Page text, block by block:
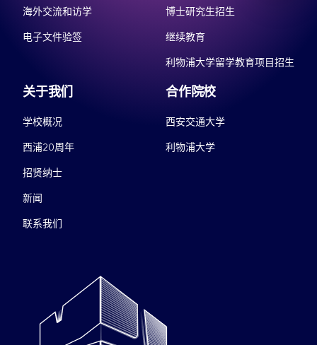
海外交流和访学
电子文件验签
博士研究生招生
继续教育
利物浦大学留学教育项目招生
关于我们
学校概况
西浦20周年
招贤纳士
新闻
联系我们
合作院校
西安交通大学
利物浦大学